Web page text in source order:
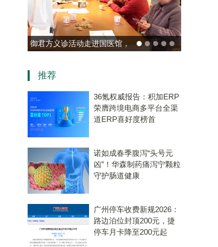
玻色量子完成10亿元B轮融
推荐
36氪权威报告：积加ERP
荣膺跨境电商多平台全渠
道ERP喜好度榜首
诺如成春季腹泻“头号元
凶”！华森制药痛泻宁颗粒
守护肠道健康
广州停车收费新规2026：
路边泊位封顶200元，捷
停车月卡降至200元起